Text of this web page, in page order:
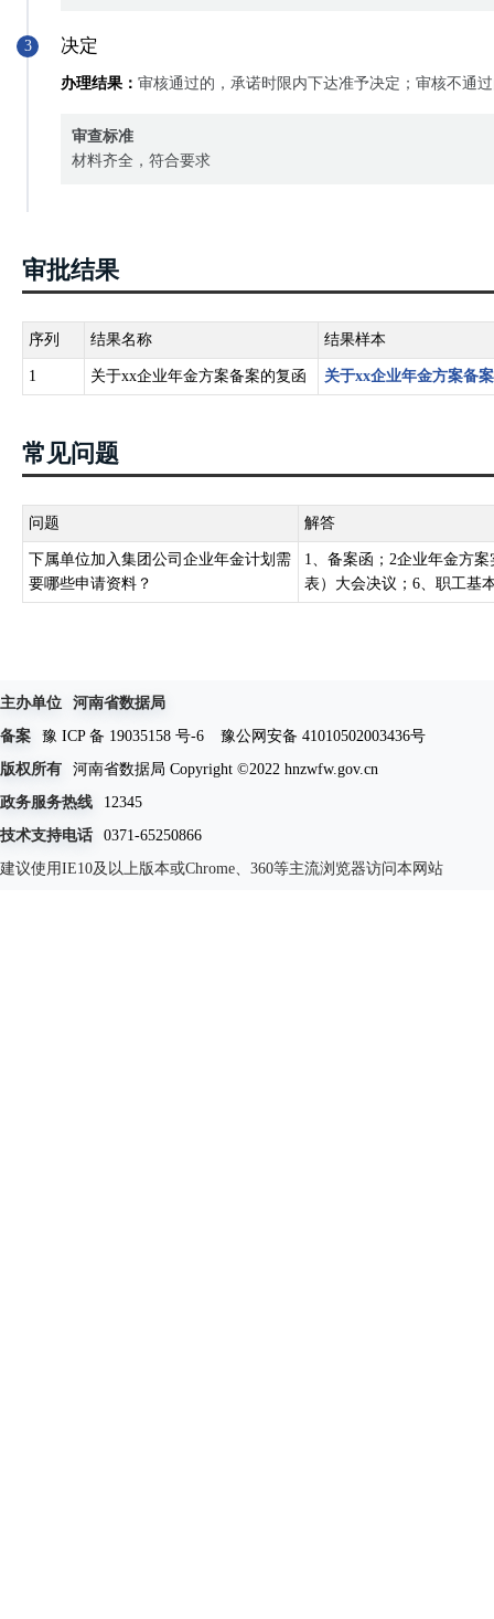
3 决定
办理结果： 审核通过的，承诺时限内下达准予决定；审核不通
审查标准
材料齐全，符合要求
审批结果
序列 结果名称 结果样本
1 关于xx企业年金方案备案的复函 关于xx企业年金方案备
常见问题
问题 解答
下属单位加入集团公司企业年金计划需
要哪些申请资料？
1、备案函；2企业年金方
表）大会决议；6、职工基
主办单位
河南省数据局
备案
豫 ICP 备 19035158 号-6
豫公网安备 41010502003436号
版权所有
河南省数据局 Copyright ©2022 hnzwfw.gov.cn
政务服务热线
12345
技术支持电话
0371-65250866
建议使用IE10及以上版本或Chrome、360等主流浏览器访问本网站